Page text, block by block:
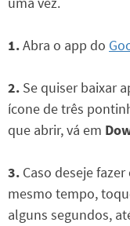
1.Abra o app do
2. Se quiser baixar
ícone de três
que abrir, vá em
3. Caso deseje
mesmo tempo,
alguns segundos,